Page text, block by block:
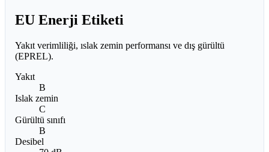
EU Enerji Etiketi
Yakıt verimliliği, ıslak zemin performansı ve dış gürültü
(EPREL).
Yakıt
B
Islak zemin
C
Gürültü sınıfı
B
Desibel